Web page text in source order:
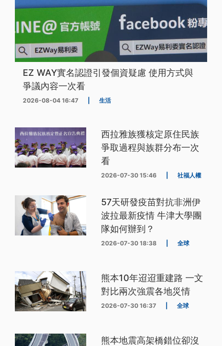
EZ WAY實名認證引發個資疑慮 使用方式與
爭議內容一次看
2026-08-04 16:47 生活
西拉雅族獲核定原住民族
爭取過程與族群分布一次
看
2026-07-30 15:46 社福人權
57天研發疫苗對抗非洲伊
波拉最新疫情 牛津大學團
隊如何辦到？
2026-07-30 18:38 全球
熊本10年迢迢重建路 一文
對比兩次強震各地災情
2026-07-30 16:37 全球
熊本地震高架橋錯位卻沒